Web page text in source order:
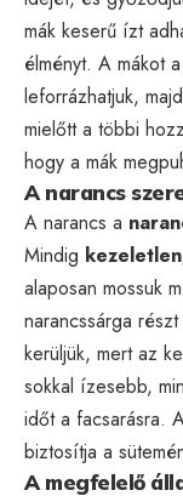
mák keserű ízt
élményt. A mákot
leforrázhatjuk,
mielőtt a többi
hogy a mák
A narancs
A narancs a
Mindig
alaposan mossuk
narancssárga
kerüljük, mert az
sokkal ízesebb,
időt a facsarásra.
biztosítja a
A megfelelő